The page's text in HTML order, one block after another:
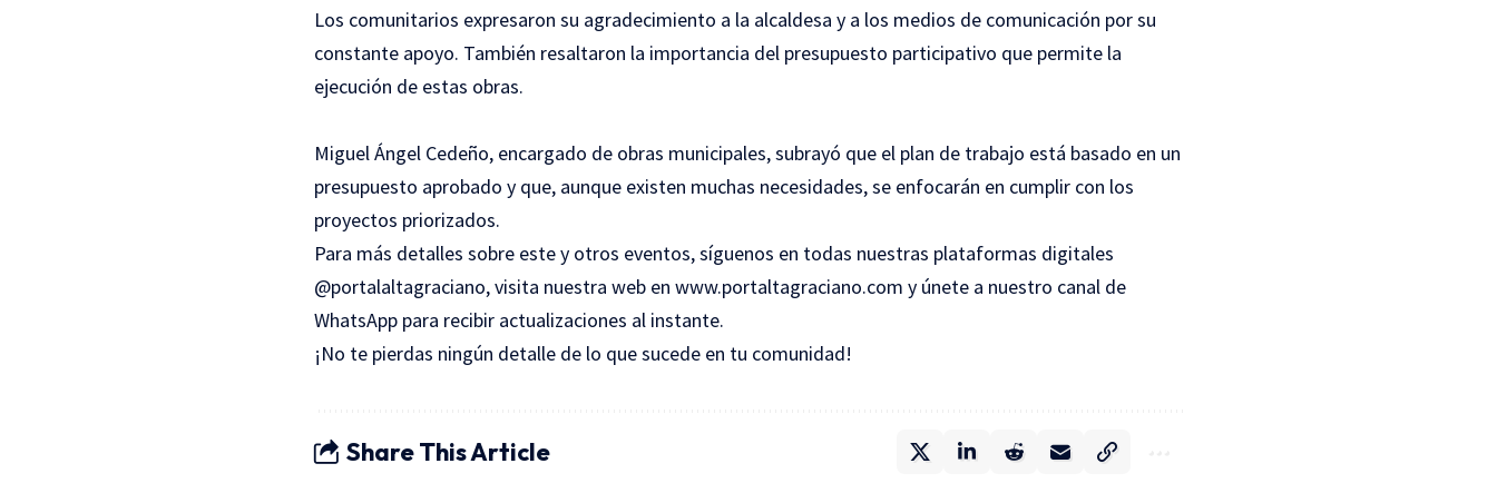
Los comunitarios expresaron su agradecimiento a la alcaldesa y a los medios de comunicación por su
constante apoyo. También resaltaron la importancia del presupuesto participativo que permite la
ejecución de estas obras.
Miguel Ángel Cedeño, encargado de obras municipales, subrayó que el plan de trabajo está basado en un
presupuesto aprobado y que, aunque existen muchas necesidades, se enfocarán en cumplir con los
proyectos priorizados.
Para más detalles sobre este y otros eventos, síguenos en todas nuestras plataformas digitales
@portalaltagraciano, visita nuestra web en www.portaltagraciano.com y únete a nuestro canal de
WhatsApp para recibir actualizaciones al instante.
¡No te pierdas ningún detalle de lo que sucede en tu comunidad!
Share This Article